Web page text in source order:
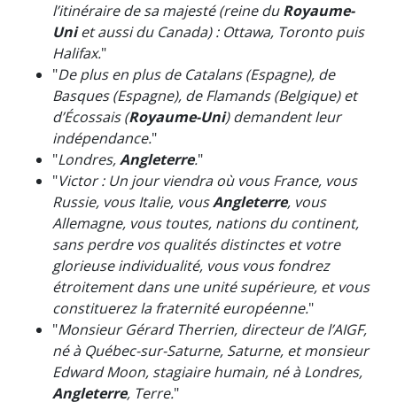
l’itinéraire de sa majesté (reine duRoyaume-
Uniet aussi du Canada) : Ottawa, Toronto puis
Halifax."
"De plus en plus de Catalans (Espagne), de
Basques (Espagne), de Flamands (Belgique) et
d’Écossais (Royaume-Uni) demandent leur
indépendance."
"Londres,Angleterre."
"Victor : Un jour viendra où vous France, vous
Russie, vous Italie, vousAngleterre, vous
Allemagne, vous toutes, nations du continent,
sans perdre vos qualités distinctes et votre
glorieuse individualité, vous vous fondrez
étroitement dans une unité supérieure, et vous
constituerez la fraternité européenne."
"Monsieur Gérard Therrien, directeur de l’AIGF,
né à Québec-sur-Saturne, Saturne, et monsieur
Edward Moon, stagiaire humain, né à Londres,
Angleterre, Terre."